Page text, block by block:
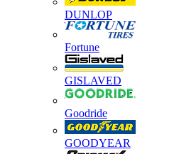
DUNLOP
Fortune
GISLAVED
Goodride
GOODYEAR